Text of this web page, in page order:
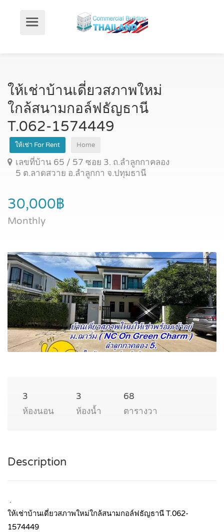
ให้เช่าบ้านเดี่ยวสภาพใหม่
ใกล้สนามกอล์ฟธัญธานี
T.062-1574449
ให้เช่า For Rent Home
เลขที่บ้าน 65 / 57 ซอย 3. ถ.ลำลูกกาคลอง
5 ต.ลาดสวาย อ.ลำลูกกา จ.ปทุมธานี
30,000฿
Monthly
3
ห้องนอน
3
ห้องน้ำ
68
ตารางวา
Description
.
ให้เช่าบ้านเดี่ยวสภาพใหม่ใกล้สนามกอล์ฟธัญธานี T.062-
1574449